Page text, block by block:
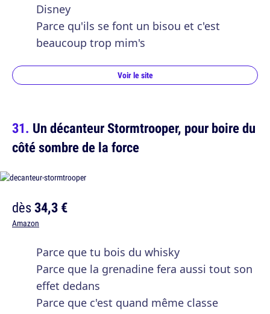
Disney
Parce qu'ils se font un bisou et c'est
beaucoup trop mim's
Voir le site
Un décanteur Stormtrooper, pour boire du
côté sombre de la force
dès34,3 €
Amazon
Parce que tu bois du whisky
Parce que la grenadine fera aussi tout son
effet dedans
Parce que c'est quand même classe